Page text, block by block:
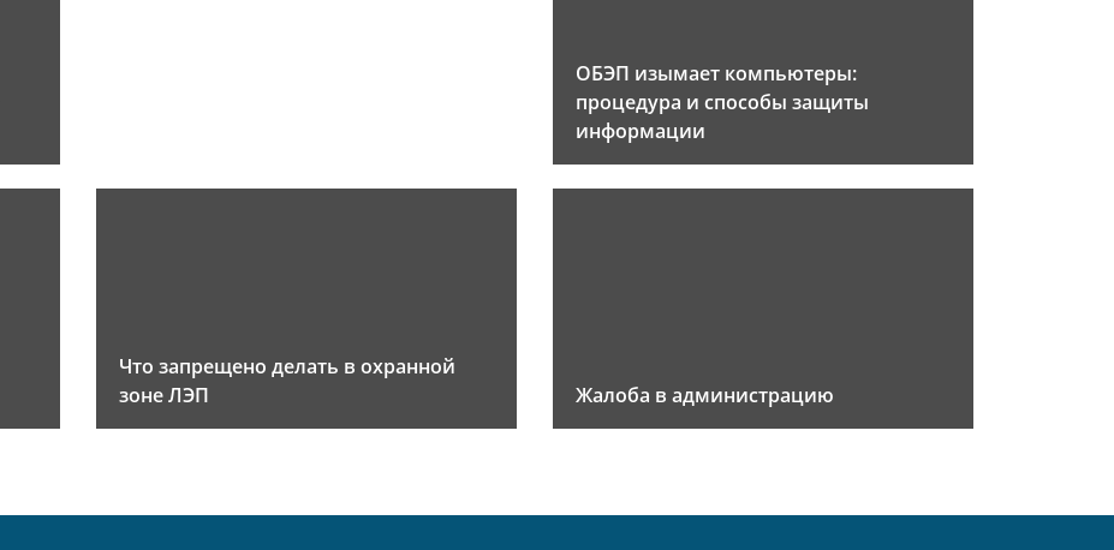
ОБЭП изымает компьютеры:
процедура и способы защиты
информации
Что запрещено делать в охранной
зоне ЛЭП
Жалоба в администрацию